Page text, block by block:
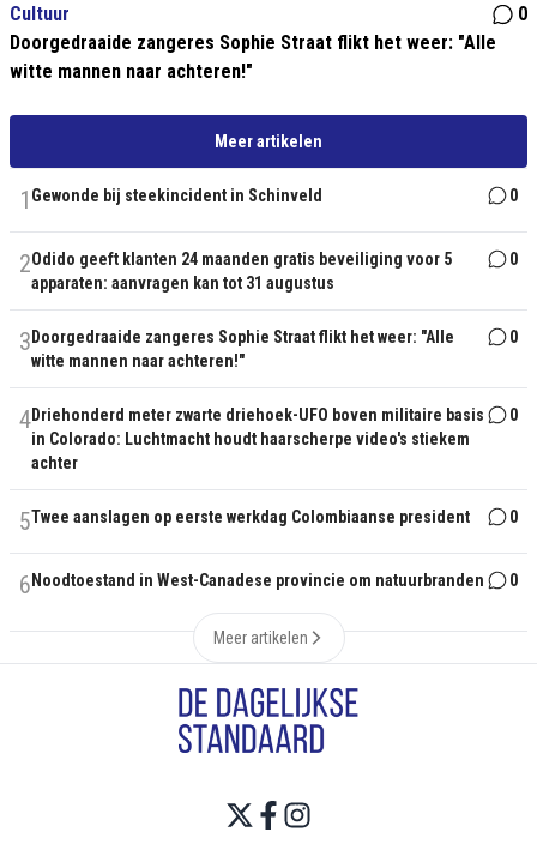
Cultuur
0
Doorgedraaide zangeres Sophie Straat flikt het weer: "Alle
witte mannen naar achteren!"
Meer artikelen
1 Gewonde bij steekincident in Schinveld 0
2Odido geeft klanten 24 maanden gratis beveiliging voor 5
apparaten: aanvragen kan tot 31 augustus
0
3 Doorgedraaide zangeres Sophie Straat flikt het weer: "Alle
witte mannen naar achteren!"
0
4Driehonderd meter zwarte driehoek-UFO boven militaire basis
in Colorado: Luchtmacht houdt haarscherpe video's stiekem
achter
0
5Twee aanslagen op eerste werkdag Colombiaanse president 0
6 Noodtoestand in West-Canadese provincie om natuurbranden 0
Meer artikelen